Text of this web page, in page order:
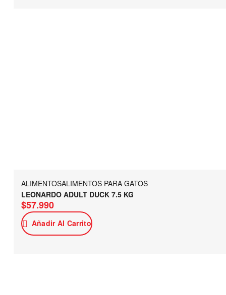
ALIMENTOSALIMENTOS PARA GATOS
LEONARDO ADULT DUCK 7.5 KG
$57.990
Añadir Al Carrito